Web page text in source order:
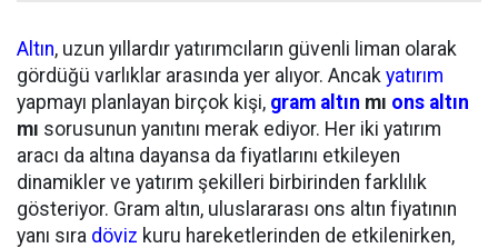
Altın, uzun yıllardır yatırımcıların güvenli liman olarak
gördüğü varlıklar arasında yer alıyor. Ancak yatırım
yapmayı planlayan birçok kişi, gram altın mı ons altın
mı sorusunun yanıtını merak ediyor. Her iki yatırım
aracı da altına dayansa da fiyatlarını etkileyen
dinamikler ve yatırım şekilleri birbirinden farklılık
gösteriyor. Gram altın, uluslararası ons altın fiyatının
yanı sıra döviz kuru hareketlerinden de etkilenirken,